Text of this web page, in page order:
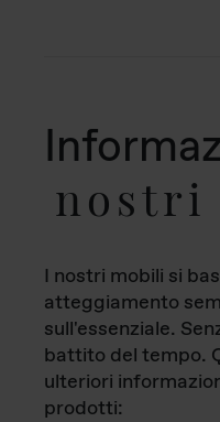
nostri
I nostri mobili si
atteggiamento
sull'essenziale.
battito del tempo.
ulteriori
prodotti: